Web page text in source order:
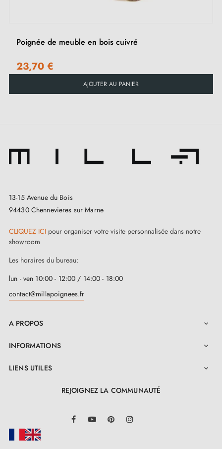
Poignée de meuble en bois cuivré
23,70 €
AJOUTER AU PANIER
13-15 Avenue du Bois
94430 Chennevieres sur Marne
CLIQUEZ ICI pour organiser votre visite personnalisée dans notre
showroom
Les horaires du bureau:
lun - ven 10:00 - 12:00 / 14:00 - 18:00
contact@millapoignees.fr
A PROPOS 
INFORMATIONS 
LIENS UTILES 
REJOIGNEZ LA COMMUNAUTÉ
FacebookYouTube Pinterest